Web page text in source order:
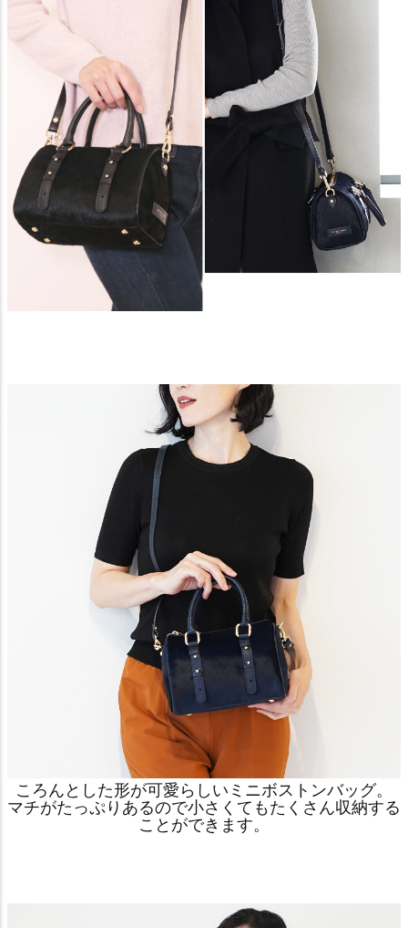
ころんとした形が可愛らしいミニボストンバッグ。
マチがたっぷりあるので小さくてもたくさん収納する
ことができます。